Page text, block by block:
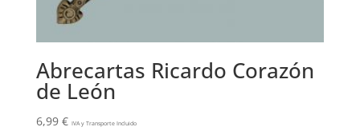
Abrecartas Ricardo Corazón
de León
6,99 € IVA y Transporte Incluido